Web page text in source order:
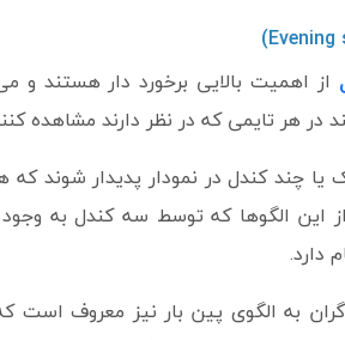
از اهمیت بالایی برخورد دار هستند و
در هر تایمی که در نظر دارند مشاهده
یا چند کندل در نمودار پدیدار شوند
این الگوها که توسط سه کندل به
دارد.
به الگوی پین بار نیز معروف است